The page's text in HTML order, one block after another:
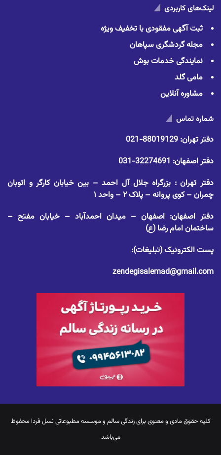
لینک‌های کاربردی
ثبت آگهی مفقودی با تخفیف ویژه
مجله گردشگری سپاهان
نمایندگی خدمات بوش
مامی گلد
مشاوره آنلاین
شماره تماس
دفتر تهران: 88019129-021
دفتر اصفهان: 32274691-031
دفتر تهران : بزرگراه جلال آل احمد – بین خیابان کارگر و اتوبان
چمران – کوی پروانه – پلاک ۲ – واحد ۱
دفتر اصفهان: اصفهان – میدان احمدآباد – خیابان مفتح –
ساختمان امام رضا (ع)
پست الکترونیک (تبلیغات):
zendegisalemad@gmail.com
کلیه حقوق مادی و معنوی برایزندگی سالم و موسسه مطبوعاتی نسل فردا محفوظ
می‌باشد